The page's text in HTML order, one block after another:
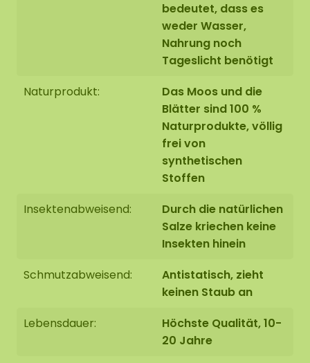
bedeutet, dass es
weder Wasser,
Nahrung noch
Tageslicht benötigt
Naturprodukt:
Das Moos und die
Blätter sind 100 %
Naturprodukte, völlig
frei von
synthetischen
Stoffen
Insektenabweisend:
Durch die natürlichen
Salze kriechen keine
Insekten hinein
Schmutzabweisend:
Antistatisch, zieht
keinen Staub an
Lebensdauer:
Höchste Qualität, 10-
20 Jahre